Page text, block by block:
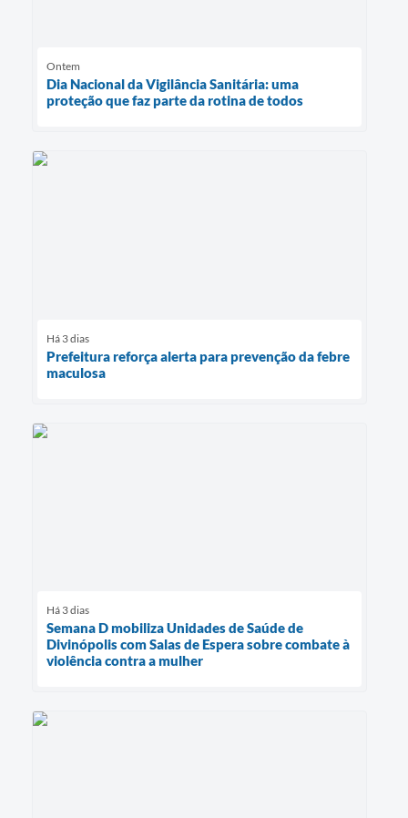
Ontem
Dia Nacional da Vigilância Sanitária: uma
proteção que faz parte da rotina de todos
Há 3 dias
Prefeitura reforça alerta para prevenção da febre
maculosa
Há 3 dias
Semana D mobiliza Unidades de Saúde de
Divinópolis com Salas de Espera sobre combate à
violência contra a mulher